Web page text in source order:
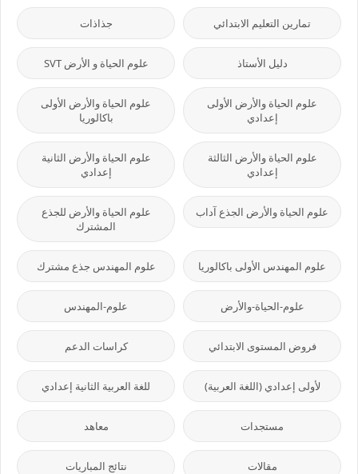
تمارين التعليم الابتدائي جذاذات
دليل الأستاذ علوم الحياة و الأرض SVT
علوم الحياة والأرض الأولى
إعدادي
علوم الحياة والأرض الأولى
باكالوريا
علوم الحياة والأرض الثالثة
إعدادي
علوم الحياة والأرض الثانية
إعدادي
علوم الحياة والأرض الجذع آداب
علوم الحياة والأرض للجذع
المشترك
علوم المهندس الأولى باكالوريا علوم المهندس جذع مشترك
علوم-الحياة-والأرض علوم-المهندس
فروض المستوى الابتدائي كراسات الدعم
لأولى إعدادي (اللغة العربية) للغة العربية الثانية إعدادي
مستجدات معاهد
مقالات نتائج المباريات